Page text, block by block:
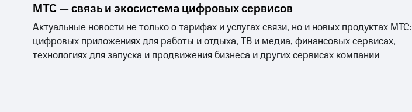
МТС — связь и экосистема цифровых сервисов
Актуальные новости не только о тарифах и услугах связи, но и новых продуктах МТС:
цифровых приложениях для работы и отдыха, ТВ и медиа, финансовых сервисах,
технологиях для запуска и продвижения бизнеса и других сервисах компании